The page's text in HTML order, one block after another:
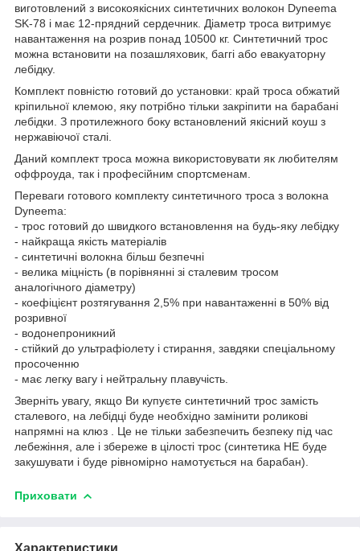
виготовлений з високоякісних синтетичних волокон Dyneema
SK-78 і має 12-прядний сердечник. Діаметр троса витримує
навантаження на розрив понад 10500 кг. Синтетичний трос
можна встановити на позашляховик, баггі або евакуаторну
лебідку.
Комплект повністю готовий до установки: край троса обжатий
кріпильної клемою, яку потрібно тільки закріпити на барабані
лебідки. З протилежного боку встановлений якісний коуш з
нержавіючої сталі.
Даний комплект троса можна використовувати як любителям
оффроуда, так і професійним спортсменам.
Переваги готового комплекту синтетичного троса з волокна
Dyneema:
- трос готовий до швидкого встановлення на будь-яку лебідку
- найкраща якість матеріалів
- синтетичні волокна більш безпечні
- велика міцність (в порівнянні зі сталевим тросом
аналогічного діаметру)
- коефіцієнт розтягування 2,5% при навантаженні в 50% від
розривної
- водонепроникний
- стійкий до ультрафіолету і стирання, завдяки спеціальному
просоченню
- має легку вагу і нейтральну плавучість.
Зверніть увагу, якщо Ви купуєте синтетичний трос замість
сталевого, на лебідці буде необхідно замінити роликові
напрямні на клюз . Це не тільки забезпечить безпеку під час
лебежіння, але і збереже в цілості трос (синтетика НЕ буде
закушувати і буде рівномірно намотується на барабан).
Приховати
Характеристики